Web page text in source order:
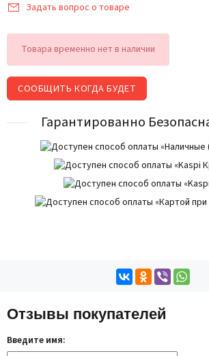
Задать вопрос о товаре
Товара временно нет в наличии
СООБЩИТЬ КОГДА БУДЕТ
Гарантированно
Отзывы покупателей
Введите имя: